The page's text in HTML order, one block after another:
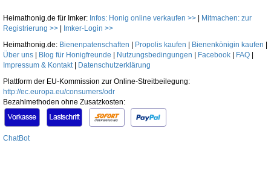
Heimathonig.de für Imker: Infos: Honig online verkaufen >>
Mitmachen: zur
Registrierung >>
Imker-Login >>
Heimathonig.de: Bienenpatenschaften Propolis kaufen Bienenkönigin kaufen
Über uns
Blog für Honigfreunde Nutzungsbedingungen Facebook FAQ
Impressum & Kontakt|
Datenschutzerklärung
Plattform der EU-Kommission zur Online-Streitbeilegung:
http://ec.europa.eu/consumers/odr
Bezahlmethoden ohne Zusatzkosten:
ChatBot